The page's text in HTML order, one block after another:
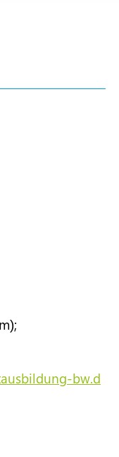
sb ld ng-bwd